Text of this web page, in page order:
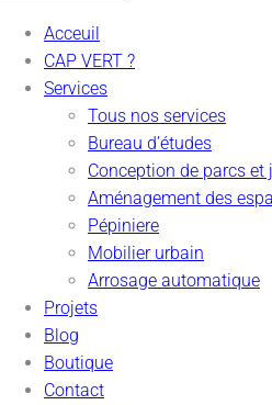
Acceuil
CAP VERT ?
Services
Tous nos services
Bureau d’études
Conception de parcs et
Aménagement des
Pépiniere
Mobilier urbain
Arrosage automatique
Projets
Blog
Boutique
Contact